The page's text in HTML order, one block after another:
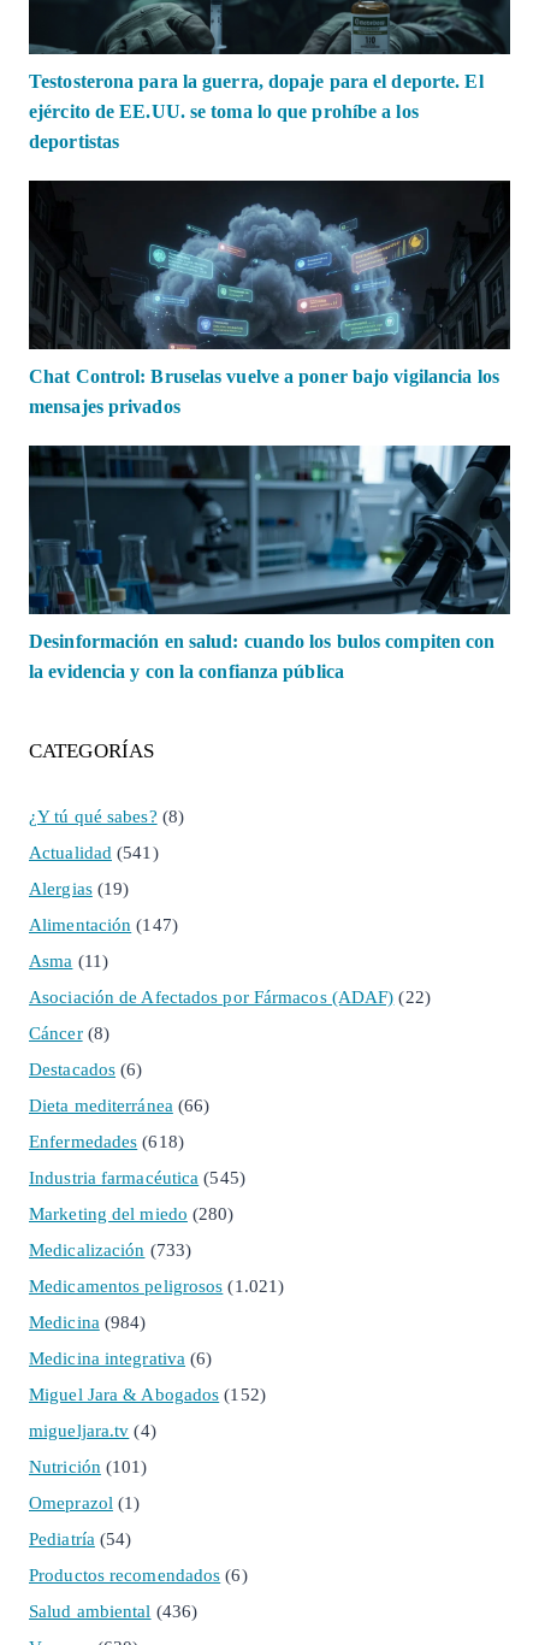
Testosterona para la guerra, dopaje para el deporte. El
ejército de EE.UU. se toma lo que prohíbe a los
deportistas
Chat Control: Bruselas vuelve a poner bajo vigilancia los
mensajes privados
Desinformación en salud: cuando los bulos compiten con
la evidencia y con la confianza pública
CATEGORÍAS
¿Y tú qué sabes? (8)
Actualidad (541)
Alergias(19)
Alimentación (147)
Asma (11)
Asociación de Afectados por Fármacos (ADAF) (22)
Cáncer(8)
Destacados (6)
Dieta mediterránea (66)
Enfermedades (618)
Industria farmacéutica (545)
Marketing del miedo (280)
Medicalización (733)
Medicamentos peligrosos (1.021)
Medicina (984)
Medicina integrativa (6)
Miguel Jara & Abogados (152)
migueljara.tv (4)
Nutrición (101)
Omeprazol (1)
Pediatría (54)
Productos recomendados (6)
Salud ambiental (436)